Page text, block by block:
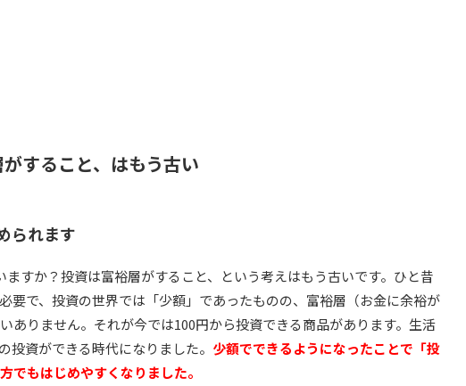
すること、はもう古い
られます
すか？投資は富裕層がすること、という考えはもう古いです。ひと昔
要で、投資の世界では「少額」であったものの、富裕層（お金に余裕が
ありません。それが今では100円から投資できる商品があります。生活
投資ができる時代になりました。 少額でできるようになったことで「投
でもはじめやすくなりました。